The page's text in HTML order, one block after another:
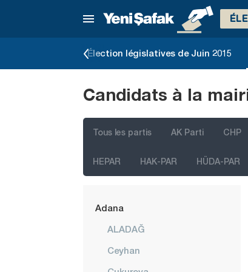
Élection législatives de Juin 2015
Candidats à la
Tous les partis AK Parti CHP
HEPAR HAK-PAR HÜDA-PAR
Ankara
Adana
ALADAĞ
Ceyhan